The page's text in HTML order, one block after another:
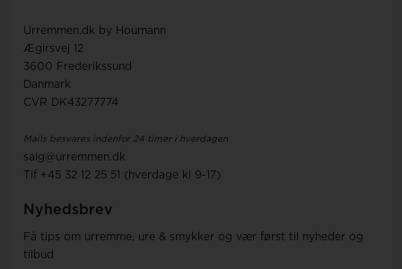
Urremmen.dk by Houmann
Ægirsvej 12
3600 Frederikssund
Danmark
CVR DK43277774
Mails besvares indenfor 24 timer i hverdagen
salg@urremmen.dk
Tlf +45 32 12 25 51 (hverdage kl 9-17)
Nyhedsbrev
Få tips om urremme, ure & smykker og vær først til nyheder og
tilbud